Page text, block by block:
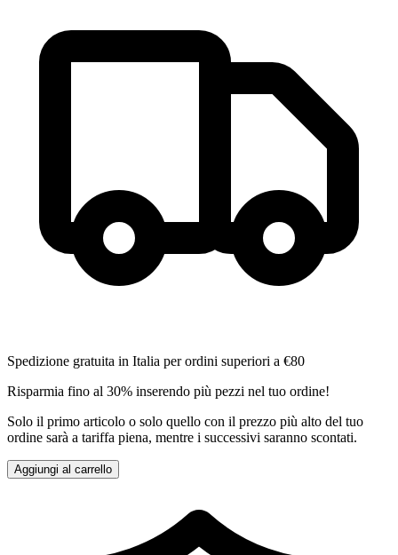
Spedizione gratuita in Italia per ordini superiori a €80
Risparmia fino al 30% inserendo più pezzi nel tuo ordine!
Solo il primo articolo o solo quello con il prezzo più alto del tuo
ordine sarà a tariffa piena, mentre i successivi saranno scontati.
Aggiungi al carrello